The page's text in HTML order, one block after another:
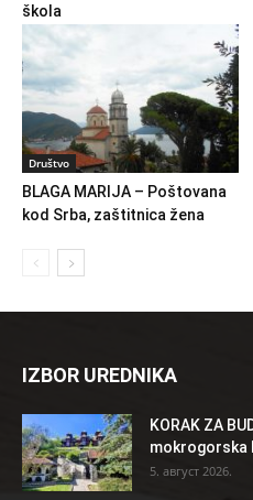
škola
Društvo
BLAGA MARIJA – Poštovana
kod Srba, zaštitnica žena
IZBOR UREDNIKA
KORAK ZA
mokrogorska
5. август 2026.